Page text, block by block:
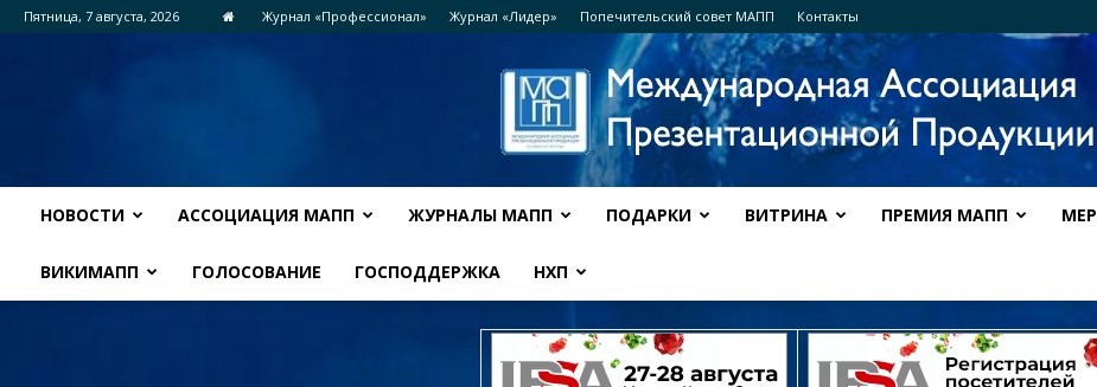
Пятница, 7 августа, 2026 Журнал «Профессионал» Журнал «Лидер» Попечительский совет МАПП Контакты
НОВОСТИ АССОЦИАЦИЯ МАПП ЖУРНАЛЫ МАПП ПОДАРКИ ВИТРИНА ПРЕМИЯ МАПП
ВИКИМАПП ГОЛОСОВАНИЕ ГОСПОДДЕРЖКА НХП